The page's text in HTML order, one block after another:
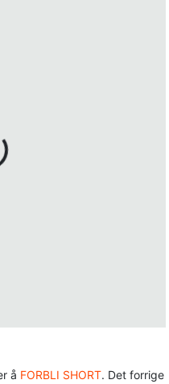
å FORBLI SHORT. Det forrige